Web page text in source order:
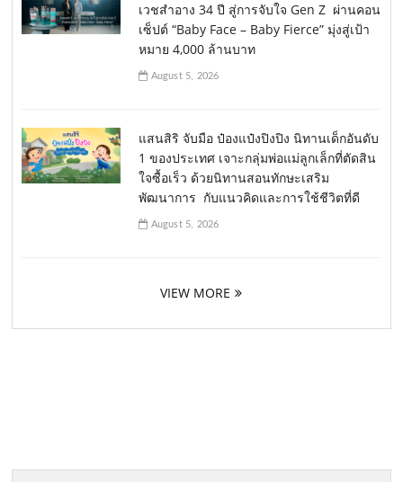
เวชสำอาง 34 ปี สู่การจับใจ Gen Z ผ่านคอน
เซ็ปต์ “Baby Face – Baby Fierce” มุ่งสู่เป้า
หมาย 4,000 ล้านบาท
August 5, 2026
แสนสิริ จับมือ ป๋องแป๋งปิงปิง นิทานเด็กอันดับ
1 ของประเทศ เจาะกลุ่มพ่อแม่ลูกเล็กที่ตัดสิน
ใจซื้อเร็ว ด้วยนิทานสอนทักษะเสริม
พัฒนาการ กับแนวคิดและการใช้ชีวิตที่ดี
August 5, 2026
VIEW MORE